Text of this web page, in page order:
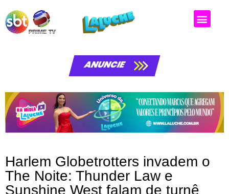
ANUNCIE
Harlem Globetrotters invadem o
The Noite: Thunder Law e
Sunshine West falam de turnê